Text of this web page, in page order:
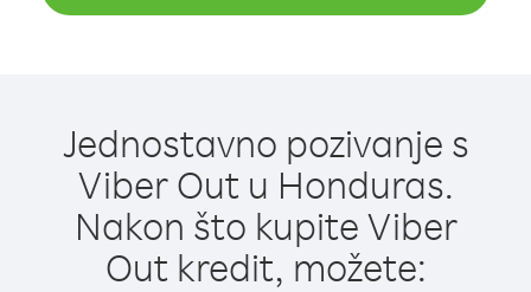
Jednostavno pozivanje s
Viber Out u Honduras.
Nakon što kupite Viber
Out kredit, možete: